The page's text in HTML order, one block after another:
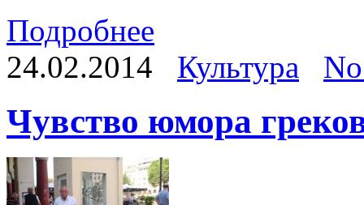
Подробнее
24.02.2014
Культура
Чувство юмора